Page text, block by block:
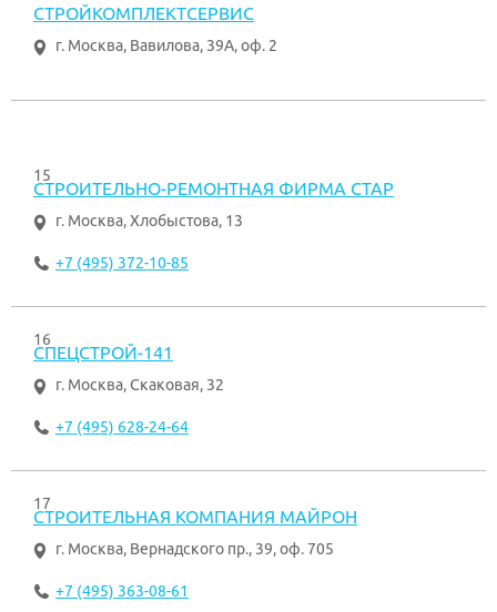
СТРОЙКОМПЛЕКТСЕРВИС
г. Москва, Вавилова, 39А, оф. 2
15
СТРОИТЕЛЬНО-РЕМОНТНАЯ ФИРМА СТАР
г. Москва,Хлобыстова, 13
+7 (495) 372-10-85
16
СПЕЦСТРОЙ-141
г. Москва, Скаковая, 32
+7 (495) 628-24-64
17
СТРОИТЕЛЬНАЯ КОМПАНИЯ МАЙРОН
г. Москва, Вернадского пр., 39, оф. 705
+7 (495) 363-08-61